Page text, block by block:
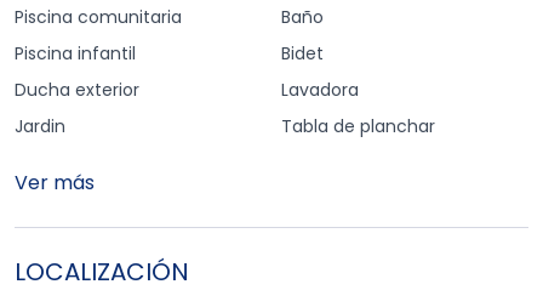
Piscina comunitaria
Piscina infantil
Ducha exterior
Jardin
Baño
Bidet
Lavadora
Tabla de planchar
Ver más
LOCALIZACIÓN